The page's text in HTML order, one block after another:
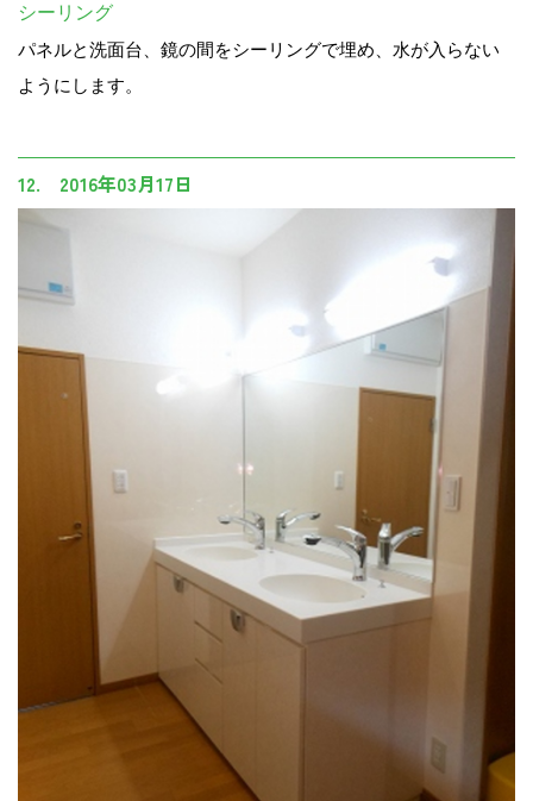
シーリング
パネルと洗面台、鏡の間をシーリングで埋め、水が入らない
ようにします。
12. 2016年03月17日